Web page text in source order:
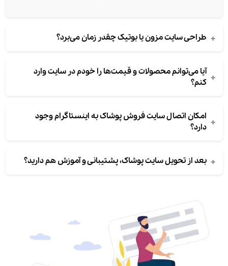
+ طراحی سایت مزون یا بوتیک چقدر زمان می‌برد؟
+ آیا می‌توانم محصولات و قیمت‌ها را خودم در سایت وارد
کنم؟
+ امکان اتصال سایت فروش پوشاک به اینستاگرام وجود
دارد؟
+ بعد از تحویل سایت پوشاک، پشتیبانی و آموزش هم دارید؟